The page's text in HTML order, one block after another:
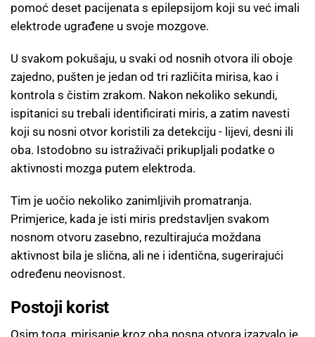
pomoć deset pacijenata s epilepsijom koji su već imali
elektrode ugrađene u svoje mozgove.
U svakom pokušaju, u svaki od nosnih otvora ili oboje
zajedno, pušten je jedan od tri različita mirisa, kao i
kontrola s čistim zrakom. Nakon nekoliko sekundi,
ispitanici su trebali identificirati miris, a zatim navesti
koji su nosni otvor koristili za detekciju - lijevi, desni ili
oba. Istodobno su istraživači prikupljali podatke o
aktivnosti mozga putem elektroda.
Tim je uočio nekoliko zanimljivih promatranja.
Primjerice, kada je isti miris predstavljen svakom
nosnom otvoru zasebno, rezultirajuća moždana
aktivnost bila je slična, ali ne i identična, sugerirajući
određenu neovisnost.
Postoji korist